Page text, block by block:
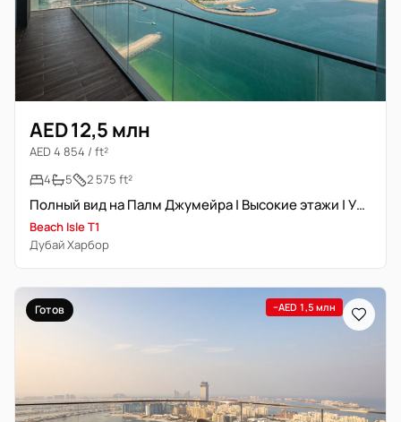
AED 12,5 млн
AED 4 854 / ft²
4
5 2 575 ft²
Полный вид на Палм Джумейра | Высокие этажи | Уникальная планировка
Beach Isle T1
Дубай Харбор
Готов −AED 1,5 млн